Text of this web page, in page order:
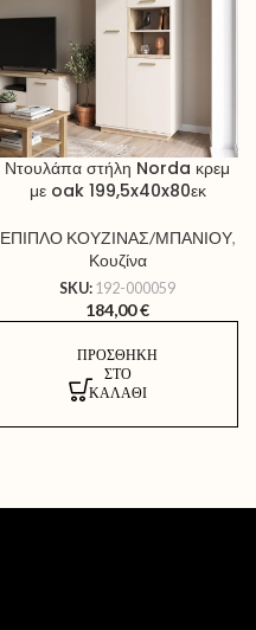
Ντουλάπα στήλη Norda κρεμ
με oak 199,5x40x80εκ
ΕΠΙΠΛΟ ΚΟΥΖΙΝΑΣ/ΜΠΑΝΙΟΥ,
Κουζίνα
SKU: 192-000059
184,00€
ΠΡΟΣΘΉΚΗ
ΣΤΟ
ΚΑΛΆΘΙ